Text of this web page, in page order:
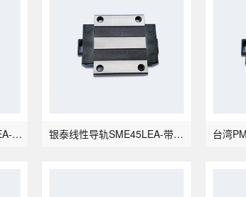
PMI银泰直线导轨SME45EA-带钢珠链带型 银泰线性导轨SME45LEA-带钢珠链带型